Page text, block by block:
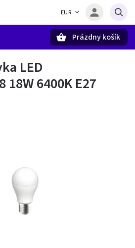
EUR
Prázdny košík
LED
18W 6400K E27